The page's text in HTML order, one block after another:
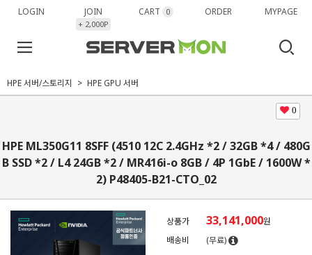
LOGIN JOIN
+ 2,000P
CART 0 ORDER MYPAGE
HPE 서버/스토리지 HPE GPU 서버
0
HPE ML350G11 8SFF (4510 12C 2.4GHz *2 / 32GB *4 / 480G
B SSD *2 / L4 24GB *2 / MR416i-o 8GB / 4P 1GbE / 1600W *
2) P48405-B21-CTO_02
상품가 33,141,000원
배송비
(무료)